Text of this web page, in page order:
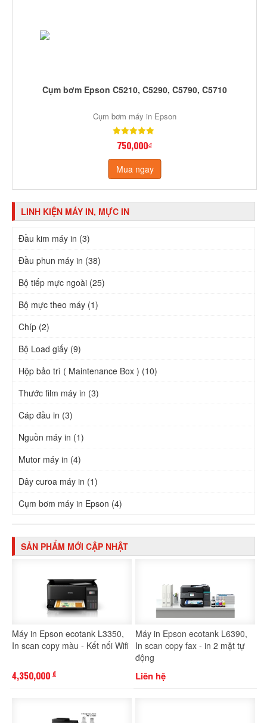
Cụm bơm Epson C5210, C5290, C5790, C5710
Cụm bơm máy in Epson
750,000₫
Mua ngay
LINH KIỆN MÁY IN, MỰC IN
Đầu kim máy in (3)
Đầu phun máy in (38)
Bộ tiếp mực ngoài (25)
Bộ mực theo máy (1)
Chíp (2)
Bộ Load giấy (9)
Hộp bảo trì ( Maintenance Box ) (10)
Thước film máy in (3)
Cáp đầu in (3)
Nguồn máy in (1)
Mutor máy in (4)
Dây curoa máy in (1)
Cụm bơm máy in Epson (4)
SẢN PHẨM MỚI CẬP NHẬT
Máy in Epson ecotank L3350,
In scan copy màu - Kết nối Wifi
4,350,000 đ
Máy in Epson ecotank L6390,
In scan copy fax - in 2 mặt tự
động
Liên hệ